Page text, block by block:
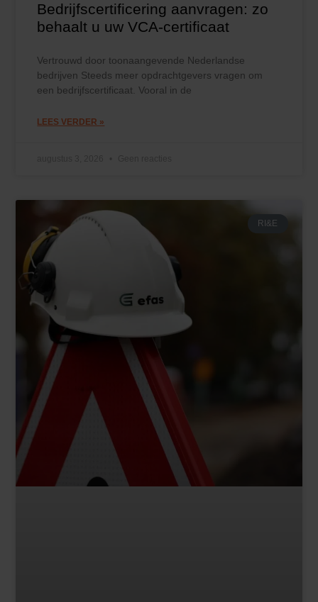
Bedrijfscertificering aanvragen: zo
behaalt u uw VCA-certificaat
Vertrouwd door toonaangevende Nederlandse
bedrijven Steeds meer opdrachtgevers vragen om
een bedrijfscertificaat. Vooral in de
LEES VERDER »
RI&E